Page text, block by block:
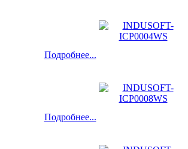
Подробнее...
Подробнее...